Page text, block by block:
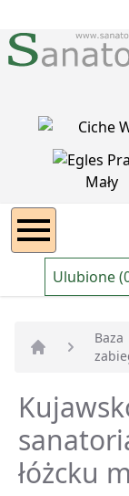
Ulubione
Strona główna
Baza
łóżcku